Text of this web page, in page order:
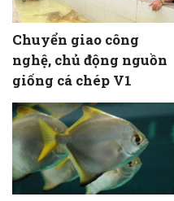
Chuyển giao công
nghệ, chủ động nguồn
giống cá chép V1